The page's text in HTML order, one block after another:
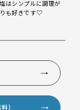
はシンプルに調理が
も好きです♡
）